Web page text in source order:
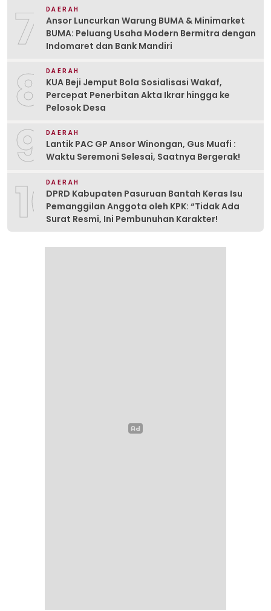
7 DAERAH
Ansor Luncurkan Warung BUMA & Minimarket
BUMA: Peluang Usaha Modern Bermitra dengan
Indomaret dan Bank Mandiri
8 DAERAH
KUA Beji Jemput Bola Sosialisasi Wakaf,
Percepat Penerbitan Akta Ikrar hingga ke
Pelosok Desa
9 DAERAH
Lantik PAC GP Ansor Winongan, Gus Muafi :
Waktu Seremoni Selesai, Saatnya Bergerak!
10DAERAH
DPRD Kabupaten Pasuruan Bantah Keras Isu
Pemanggilan Anggota oleh KPK: “Tidak Ada
Surat Resmi, Ini Pembunuhan Karakter!